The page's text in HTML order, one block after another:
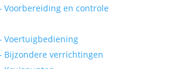
Voorbereiding en controle
Voertuigbediening
Bijzondere verrichtingen